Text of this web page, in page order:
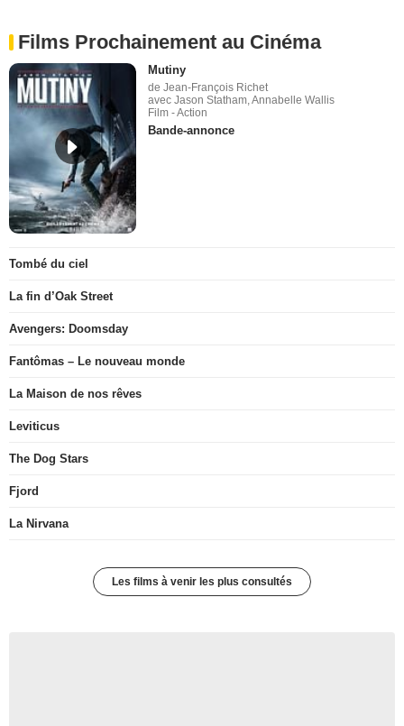
Films Prochainement au Cinéma
Mutiny
de Jean-François Richet
avec Jason Statham, Annabelle Wallis
Film - Action
Bande-annonce
Tombé du ciel
La fin d’Oak Street
Avengers: Doomsday
Fantômas – Le nouveau monde
La Maison de nos rêves
Leviticus
The Dog Stars
Fjord
La Nirvana
Les films à venir les plus consultés